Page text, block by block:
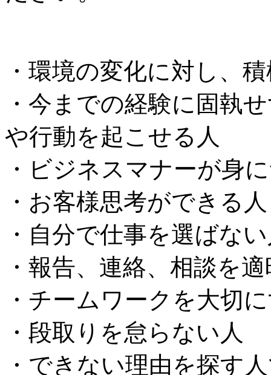
・環境の変化に対し、
・今までの経験に固執
や行動を起こせる人
・ビジネスマナーが身
・お客様思考ができる人
・自分で仕事を選ばな
・報告、連絡、相談を
・チームワークを大切
・段取りを怠らない人
・できない理由を探す